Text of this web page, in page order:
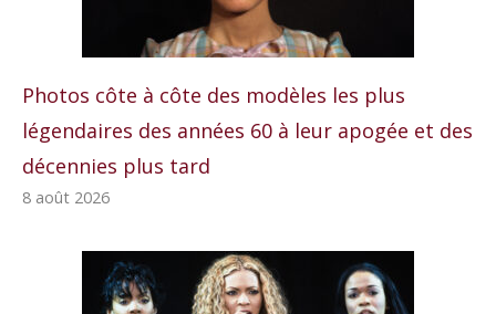
Photos côte à côte des modèles les plus
légendaires des années 60 à leur apogée et des
décennies plus tard
8 août 2026